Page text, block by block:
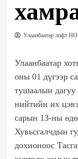
Улаанбаатар лифт
Улаанбаатар
оны 01 дүгээр
тушаалын
нийтийн их
сарын 13-ны
Хувьсгалчдын
дохионоос